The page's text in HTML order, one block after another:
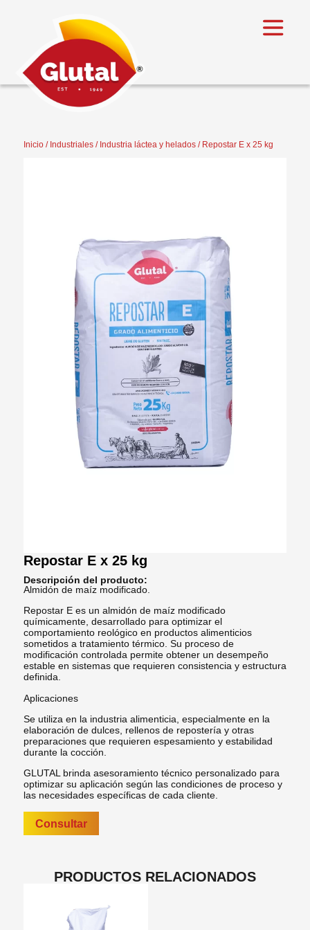
Inicio/ Industriales/ Industria láctea y helados/ Repostar E x 25 kg
Repostar E x 25 kg
Descripción del producto:
Almidón de maíz modificado.
Repostar E es un almidón de maíz modificado
químicamente, desarrollado para optimizar el
comportamiento reológico en productos alimenticios
sometidos a tratamiento térmico. Su proceso de
modificación controlada permite obtener un desempeño
estable en sistemas que requieren consistencia y estructura
definida.
Aplicaciones
Se utiliza en la industria alimenticia, especialmente en la
elaboración de dulces, rellenos de repostería y otras
preparaciones que requieren espesamiento y estabilidad
durante la cocción.
GLUTAL brinda asesoramiento técnico personalizado para
optimizar su aplicación según las condiciones de proceso y
las necesidades específicas de cada cliente.
Consultar
PRODUCTOS RELACIONADOS